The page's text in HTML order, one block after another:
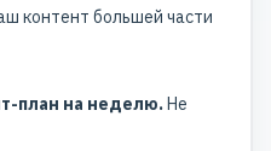
контент большей части
план на неделю.Не